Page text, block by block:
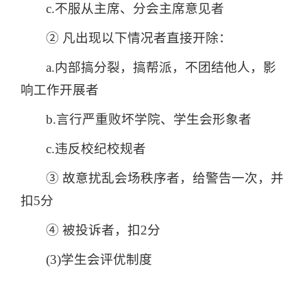
c.不服从主席、分会主席意见者
② 凡出现以下情况者直接开除：
a.内部搞分裂，搞帮派，不团结他人，影
响工作开展者
b.言行严重败坏学院、学生会形象者
c.违反校纪校规者
③ 故意扰乱会场秩序者，给警告一次，并
扣5分
④ 被投诉者，扣2分
(3)学生会评优制度